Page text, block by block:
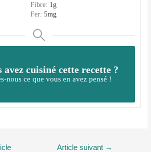
Fibre: 1g
Fer:5mg
avez cuisiné cette recette ?
nous ce que vous en avez pensé !
Article suivant →